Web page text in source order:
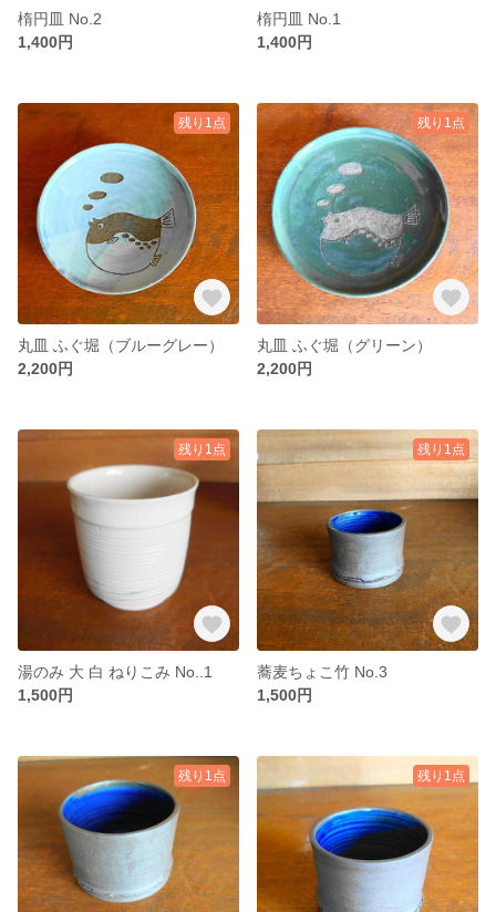
楕円皿 No.2
1,400円
楕円皿 No.1
1,400円
残り1点
丸皿 ふぐ堀（ブルーグレー）
2,200円
残り1点
丸皿 ふぐ堀（グリーン）
2,200円
残り1点
湯のみ 大 白 ねりこみ No..1
1,500円
残り1点
蕎麦ちょこ竹 No.3
1,500円
残り1点 残り1点